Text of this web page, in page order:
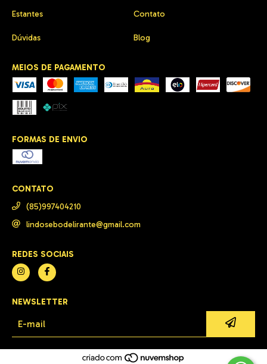
Estantes Contato
Dúvidas Blog
MEIOS DE PAGAMENTO
FORMAS DE ENVIO
CONTATO
(85)997404210
lindosebodelirante@gmail.com
REDES SOCIAIS
NEWSLETTER